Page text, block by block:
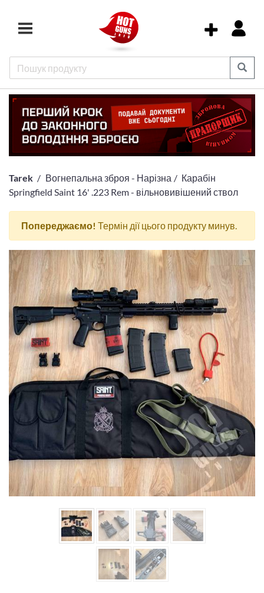
Tarek Вогнепальна зброя - Нарізна
Карабін
Springfield Saint 16' .223 Rem - вільновивішений ствол
Попереджаємо! Термін дії цього продукту минув.